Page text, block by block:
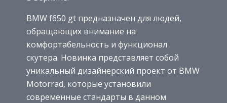
BMW f650 gt предназначен для людей,
обращающих внимание на
комфортабельность и функционал
скутера. Новинка представляет собой
уникальный дизайнерский проект от BMW
Motorrad, которые установили
современные стандарты в данном